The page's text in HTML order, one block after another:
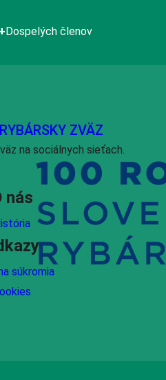
Dospelých členov
ZVÄZ
na sociálnych sieťach.
nás
súkromia